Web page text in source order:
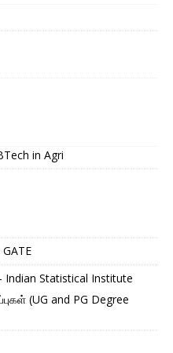
in Agri
Indian Statistical Institute
(UG and PG Degree